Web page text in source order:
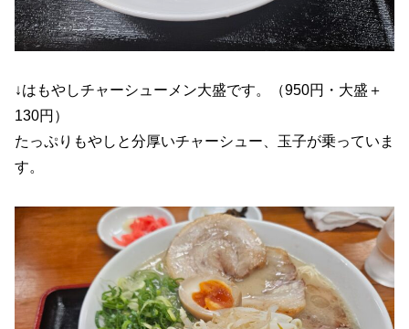
↓はもやしチャーシューメン大盛です。（950円・大盛＋
130円）
たっぷりもやしと分厚いチャーシュー、玉子が乗っていま
す。